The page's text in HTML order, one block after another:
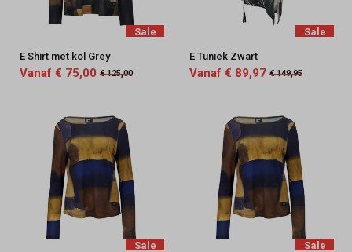
Sale
E Shirt met kol Grey
Vanaf € 75,00 € 125,00
Sale
E Tuniek Zwart
Vanaf € 89,97 € 149,95
Sale Sale